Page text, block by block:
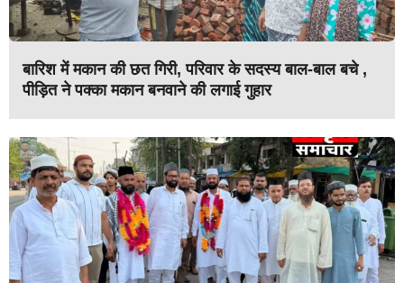
बारिश में मकान की छत गिरी, परिवार के सदस्य बाल-बाल बचे ,
पीड़ित ने पक्का मकान बनवाने की लगाई गुहार